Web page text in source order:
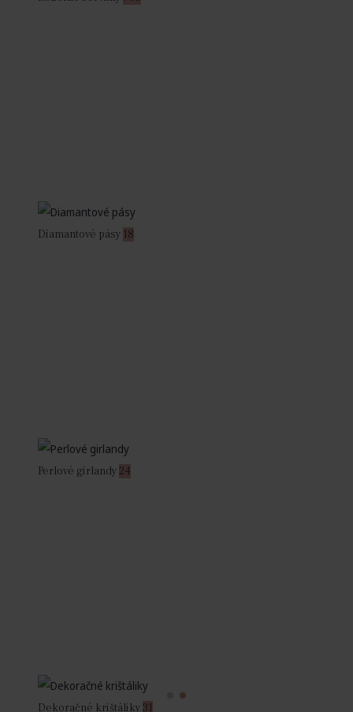
Diamantové pásy 18
Perlové girlandy24
Dekoračné krištáliky 31